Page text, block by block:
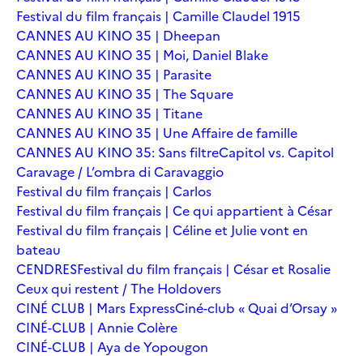
Festival du film français | Camille Claudel 1915
CANNES AU KINO 35 | Dheepan
CANNES AU KINO 35 | Moi, Daniel Blake
CANNES AU KINO 35 | Parasite
CANNES AU KINO 35 | The Square
CANNES AU KINO 35 | Titane
CANNES AU KINO 35 | Une Affaire de famille
CANNES AU KINO 35: Sans filtreCapitol vs. Capitol
Caravage / L’ombra di Caravaggio
Festival du film français | Carlos
Festival du film français | Ce qui appartient à César
Festival du film français | Céline et Julie vont en
bateau
CENDRESFestival du film français | César et Rosalie
Ceux qui restent / The Holdovers
CINÉ CLUB | Mars ExpressCiné-club « Quai d’Orsay »
CINÉ-CLUB | Annie Colère
CINÉ-CLUB | Aya de Yopougon